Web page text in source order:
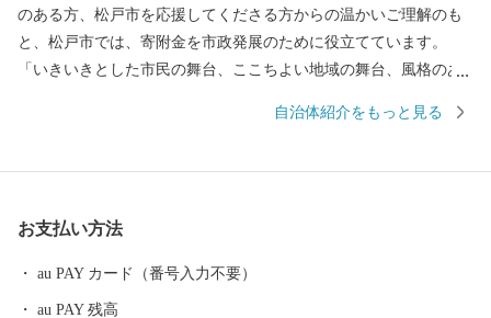
のある方、松戸市を応援してくださる方からの温かいご理解のも
と、松戸市では、寄附金を市政発展のために役立てています。
「いきいきとした市民の舞台、ここちよい地域の舞台、風格のあ
芸術などの豊かさの中で、賑わいや和みを享受し、互いを尊重し
書等のお問い合わせはこちらへ 松戸市ふるさと納税事務局 電話
自治体紹介をもっと見る
お支払い方法
au PAY カード（番号入力不要）
au PAY 残高